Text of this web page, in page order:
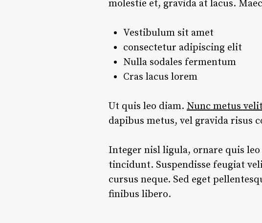
molestie et, gravida at lacus.
Vestibulum sit amet
consectetur adipiscing elit
Nulla sodales fermentum
Cras lacus lorem
Ut quis leo diam. Nunc metus
dapibus metus, vel gravida risus
Integer nisl ligula, ornare quis
tincidunt. Suspendisse feugiat
cursus neque. Sed eget
finibus libero.